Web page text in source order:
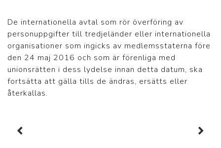
De internationella avtal som rör överföring av
personuppgifter till tredjeländer eller internationella
organisationer som ingicks av medlemsstaterna före
den 24 maj 2016 och som är förenliga med
unionsrätten i dess lydelse innan detta datum, ska
fortsätta att gälla tills de ändras, ersätts eller
återkallas.